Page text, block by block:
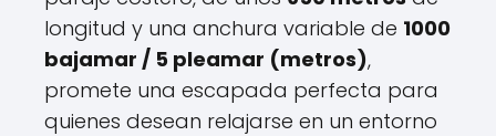
longitud y una anchura variable de 1000
bajamar / 5 pleamar (metros),
promete una escapada perfecta para
quienes desean relajarse en un entorno